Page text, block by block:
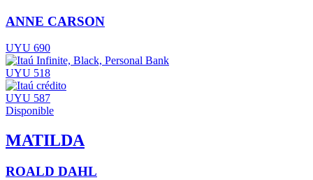
ANNE CARSON
UYU 690
UYU 518
UYU 587
Disponible
MATILDA
ROALD DAHL